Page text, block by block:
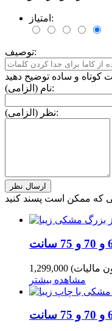
امتیاز:
توصیف:
نام (الزامی):
نظر (الزامی):
که ممکن است پسند کنید
مالیات)
مشاهده بیشتر